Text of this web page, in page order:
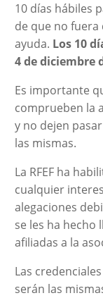
10 días hábiles
de que no
ayuda. Los 10
4 de diciembre
Es importante
comprueben la
y no dejen
las mismas.
La RFEF ha
cualquier
alegaciones
se les ha hecho
afiliadas a la
Las
serán las